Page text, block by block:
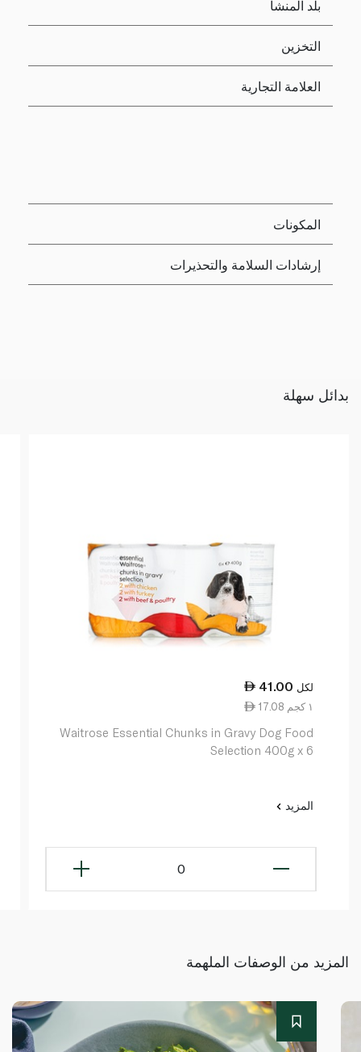
بلد المنشأ
التخزين
العلامة التجارية
المكونات
إرشادات السلامة والتحذيرات
بدائل سهلة
41.00 لكل
17.08 ١ كجم
Waitrose Essential Chunks in Gravy Dog Food
Selection 400g x 6
المزيد
0
المزيد من الوصفات الملهمة